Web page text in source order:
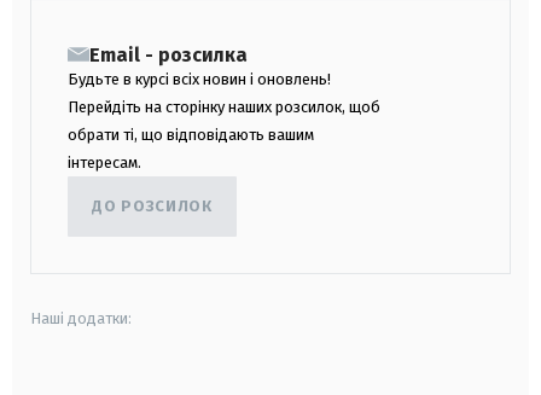
Email - розсилка
Будьте в курсі всіх новин і оновлень!
Перейдіть на сторінку наших розсилок, щоб
обрати ті, що відповідають вашим
інтересам.
ДО РОЗСИЛОК
Наші додатки: